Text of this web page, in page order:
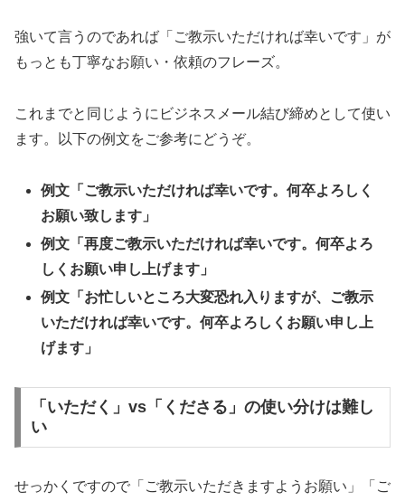
強いて言うのであれば「ご教示いただければ幸いです」が
もっとも丁寧なお願い・依頼のフレーズ。
これまでと同じようにビジネスメール結び締めとして使い
ます。以下の例文をご参考にどうぞ。
例文「ご教示いただければ幸いです。何卒よろしく
お願い致します」
例文「再度ご教示いただければ幸いです。何卒よろ
しくお願い申し上げます」
例文「お忙しいところ大変恐れ入りますが、ご教示
いただければ幸いです。何卒よろしくお願い申し上
げます」
「いただく」vs「くださる」の使い分けは難し
い
せっかくですので「ご教示いただきますようお願い」「ご